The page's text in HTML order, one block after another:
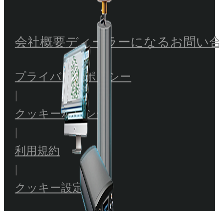
会社概要ディーラーになるお問い
プライバシーポリシー
クッキーポリシー
利用規約
クッキー設定